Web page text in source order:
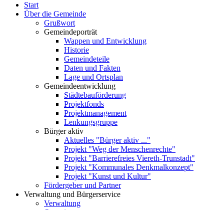
Start
Über die Gemeinde
Grußwort
Gemeindeporträt
Wappen und Entwicklung
Historie
Gemeindeteile
Daten und Fakten
Lage und Ortsplan
Gemeindeentwicklung
Städtebauförderung
Projektfonds
Projektmanagement
Lenkungsgruppe
Bürger aktiv
Aktuelles "Bürger aktiv ..."
Projekt "Weg der Menschenrechte"
Projekt "Barrierefreies Viereth-Trunstadt"
Projekt "Kommunales Denkmalkonzept"
Projekt "Kunst und Kultur"
Fördergeber und Partner
Verwaltung und Bürgerservice
Verwaltung